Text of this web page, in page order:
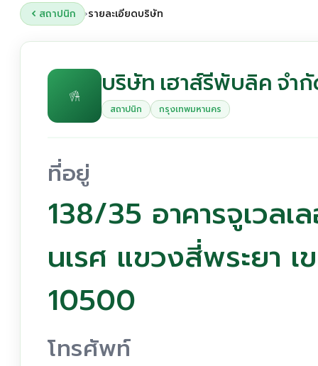
สถาปนิก ›รายละเอียดบริษัท
บริษัท เฮาส์รีพับลิค จำ
สถาปนิก กรุงเทพมหานคร
ที่อยู่
138/35 อาคารจูเวล
นเรศ แขวงสี่พระยา
10500
โทรศัพท์